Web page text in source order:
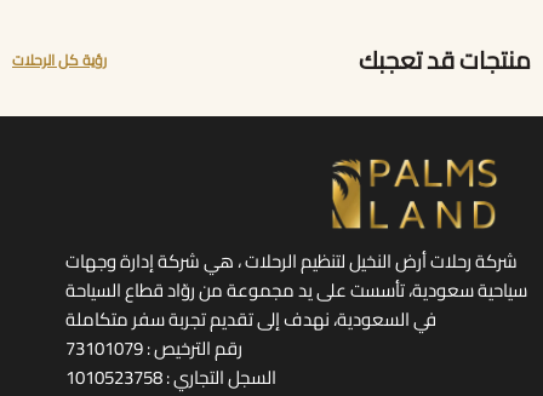
منتجات قد تعجبك رؤية كل الرحلات
شركة رحلات أرض النخيل لتنظيم الرحلات ، هي شركة إدارة وجهات
سياحية سعودية، تأسست على يد مجموعة من روّاد قطاع السياحة
في السعودية، نهدف إلى تقديم تجربة سفر متكاملة
رقم الترخيص : 73101079
السجل التجاري : 1010523758